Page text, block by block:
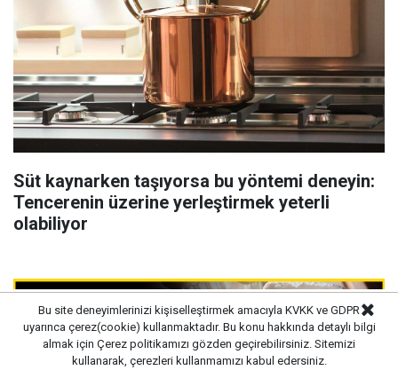
Süt kaynarken taşıyorsa bu yöntemi deneyin:
Tencerenin üzerine yerleştirmek yeterli
olabiliyor
Bu site deneyimlerinizi kişiselleştirmek amacıyla KVKK ve GDPR
uyarınca çerez(cookie) kullanmaktadır. Bu konu hakkında detaylı bilgi
almak için Çerez politikamızı gözden geçirebilirsiniz. Sitemizi
kullanarak, çerezleri kullanmamızı kabul edersiniz.